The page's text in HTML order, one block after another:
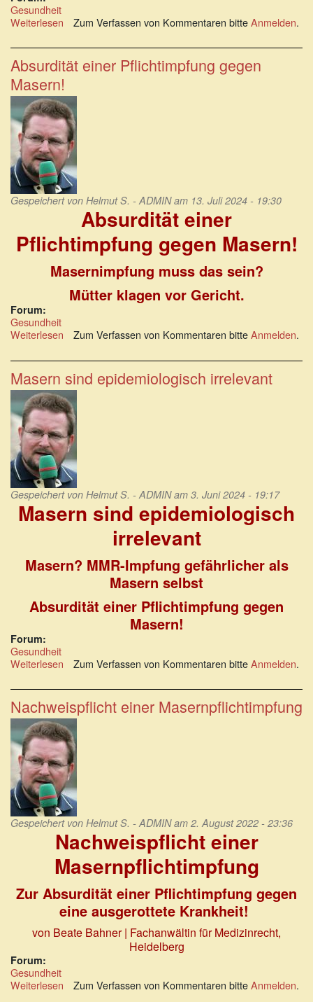
Gesundheit
Weiterlesen über
sind
keineswegs
eine
Zum Verfassen von Kommentaren bitteAnmelden.
Absurdität einer Pflichtimpfung gegen
Masern!
Gespeichert von Helmut S. - ADMINam 13. Juli 2024 - 19:30
Absurdität einer
Pflichtimpfung gegen Masern!
Masernimpfung muss das sein?
Mütter klagen vor Gericht.
Forum:
Gesundheit
Weiterlesen über
einer
Pflichtimpfung
gegen
Masern!
Zum Verfassen von Kommentaren bitteAnmelden.
Masern sind epidemiologisch irrelevant
Gespeichert von Helmut S. - ADMINam 3. Juni 2024 - 19:17
Masern sind epidemiologisch
irrelevant
Masern? MMR-Impfung gefährlicher als
Masern selbst
Absurdität einer Pflichtimpfung gegen
Masern!
Forum:
Gesundheit
Weiterlesen über
sind
epidemiologisch
irrelevant
Zum Verfassen von Kommentaren bitteAnmelden.
Nachweispflicht einer Masernpflichtimpfung
Gespeichert von Helmut S. - ADMINam 2. August 2022 - 23:36
Nachweispflicht einer
Masernpflichtimpfung
Zur Absurdität einer Pflichtimpfung gegen
eine ausgerottete Krankheit!
von Beate Bahner | Fachanwältin für Medizinrecht,
Heidelberg
Forum:
Gesundheit
Weiterlesen über
Zum Verfassen von Kommentaren bitteAnmelden.